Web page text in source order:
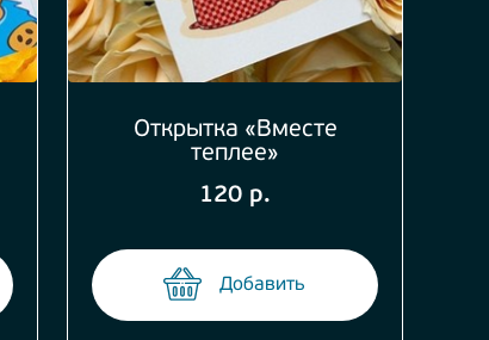
Открытка «Вместе
теплее»
120 р.
Добавить